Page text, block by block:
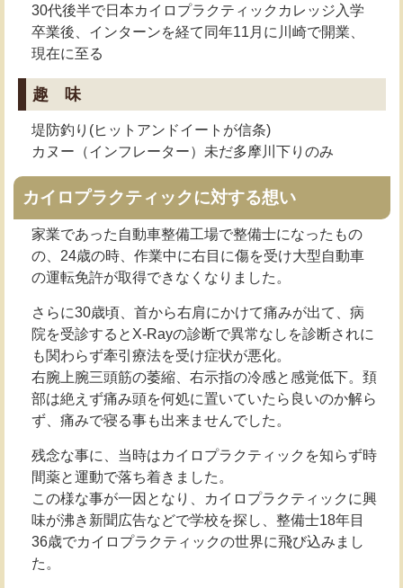
30代後半で日本カイロプラクティックカレッジ入学
卒業後、インターンを経て同年11月に川崎で開業、
現在に至る
趣 味
堤防釣り(ヒットアンドイートが信条)
カヌー（インフレーター）未だ多摩川下りのみ
カイロプラクティックに対する想い
家業であった自動車整備工場で整備士になったもの
の、24歳の時、作業中に右目に傷を受け大型自動車
の運転免許が取得できなくなりました。
さらに30歳頃、首から右肩にかけて痛みが出て、病
院を受診するとX-Rayの診断で異常なしを診断されに
も関わらず牽引療法を受け症状が悪化。
右腕上腕三頭筋の萎縮、右示指の冷感と感覚低下。頚
部は絶えず痛み頭を何処に置いていたら良いのか解ら
ず、痛みで寝る事も出来ませんでした。
残念な事に、当時はカイロプラクティックを知らず時
間薬と運動で落ち着きました。
この様な事が一因となり、カイロプラクティックに興
味が沸き新聞広告などで学校を探し、整備士18年目
36歳でカイロプラクティックの世界に飛び込みまし
た。